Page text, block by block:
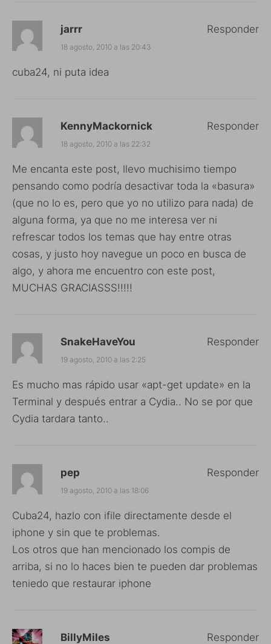
jarrr
18 agosto, 2010 a las 20:43
cuba24, ni puta idea
Responder
KennyMackornick
18 agosto, 2010 a las 22:32
Me encanta este post, llevo muchisimo tiempo
pensando como podría desactivar toda la «basura»
(que no lo es, pero que yo no utilizo para nada) de
alguna forma, ya que no me interesa ver ni
refrescar todos los temas que hay entre otras
cosas, y justo hoy navegue un poco en busca de
algo, y ahora me encuentro con este post,
MUCHAS GRACIASSS!!!!!
Responder
SnakeHaveYou
19 agosto, 2010 a las 2:25
Es mucho mas rápido usar «apt-get update» en la
Terminal y después entrar a Cydia.. No se por que
Cydia tardara tanto..
Responder
pep
19 agosto, 2010 a las 18:06
Cuba24, hazlo con ifile directamente desde el
iphone y sin que te problemas.
Los otros que han mencionado los compis de
arriba, si no lo haces bien te pueden dar problemas
teniedo que restaurar iphone
Responder
BillyMiles Responder